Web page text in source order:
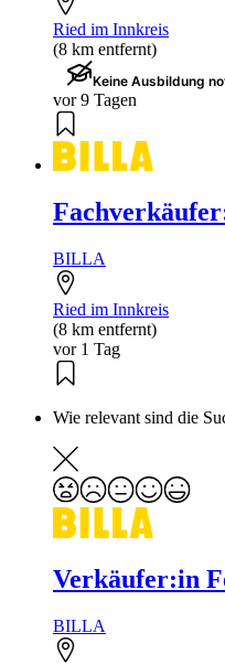
Ried im Innkreis
(8 km entfernt)
Keine Ausbildung
vor 9 Tagen
BILLA
Ried im Innkreis
(8 km entfernt)
vor 1 Tag
Wie relevant sind die
Verkäufer:in
BILLA